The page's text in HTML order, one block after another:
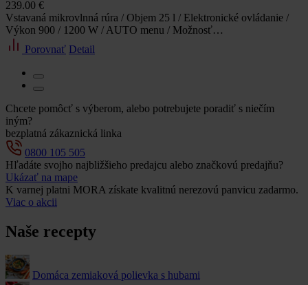
239.00 €
Vstavaná mikrovlnná rúra / Objem 25 l / Elektronické ovládanie /
Výkon 900 / 1200 W / AUTO menu / Možnosť…
Porovnať Detail
Chcete pomôcť s výberom, alebo potrebujete poradiť s niečím
iným?
bezplatná zákaznická linka
0800 105 505
Hľadáte svojho najbližšieho predajcu alebo značkovú predajňu?
Ukázať na mape
K varnej platni MORA získate kvalitnú nerezovú panvicu zadarmo.
Viac o akcii
Naše recepty
Domáca zemiaková polievka s hubami